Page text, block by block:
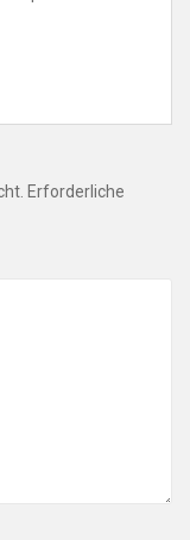
Erforderliche